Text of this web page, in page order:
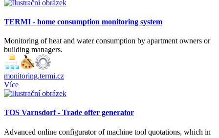
TERMI - home consumption monitoring system
Monitoring of heat and water consumption by apartment owners or
building managers.
monitoring.termi.cz
Více
TOS Varnsdorf - Trade offer generator
Advanced online configurator of machine tool quotations, which in